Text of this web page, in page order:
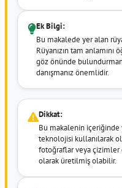
Ek Bilgi:
Bu makalede yer alan
Rüyanızın tam anlamını
göz önünde
danışmanız önemlidir.
Dikkat:
Bu makalenin içeriğinde
teknolojisi kullanılarak
fotoğraflar veya çizimler
olarak üretilmiş olabilir.